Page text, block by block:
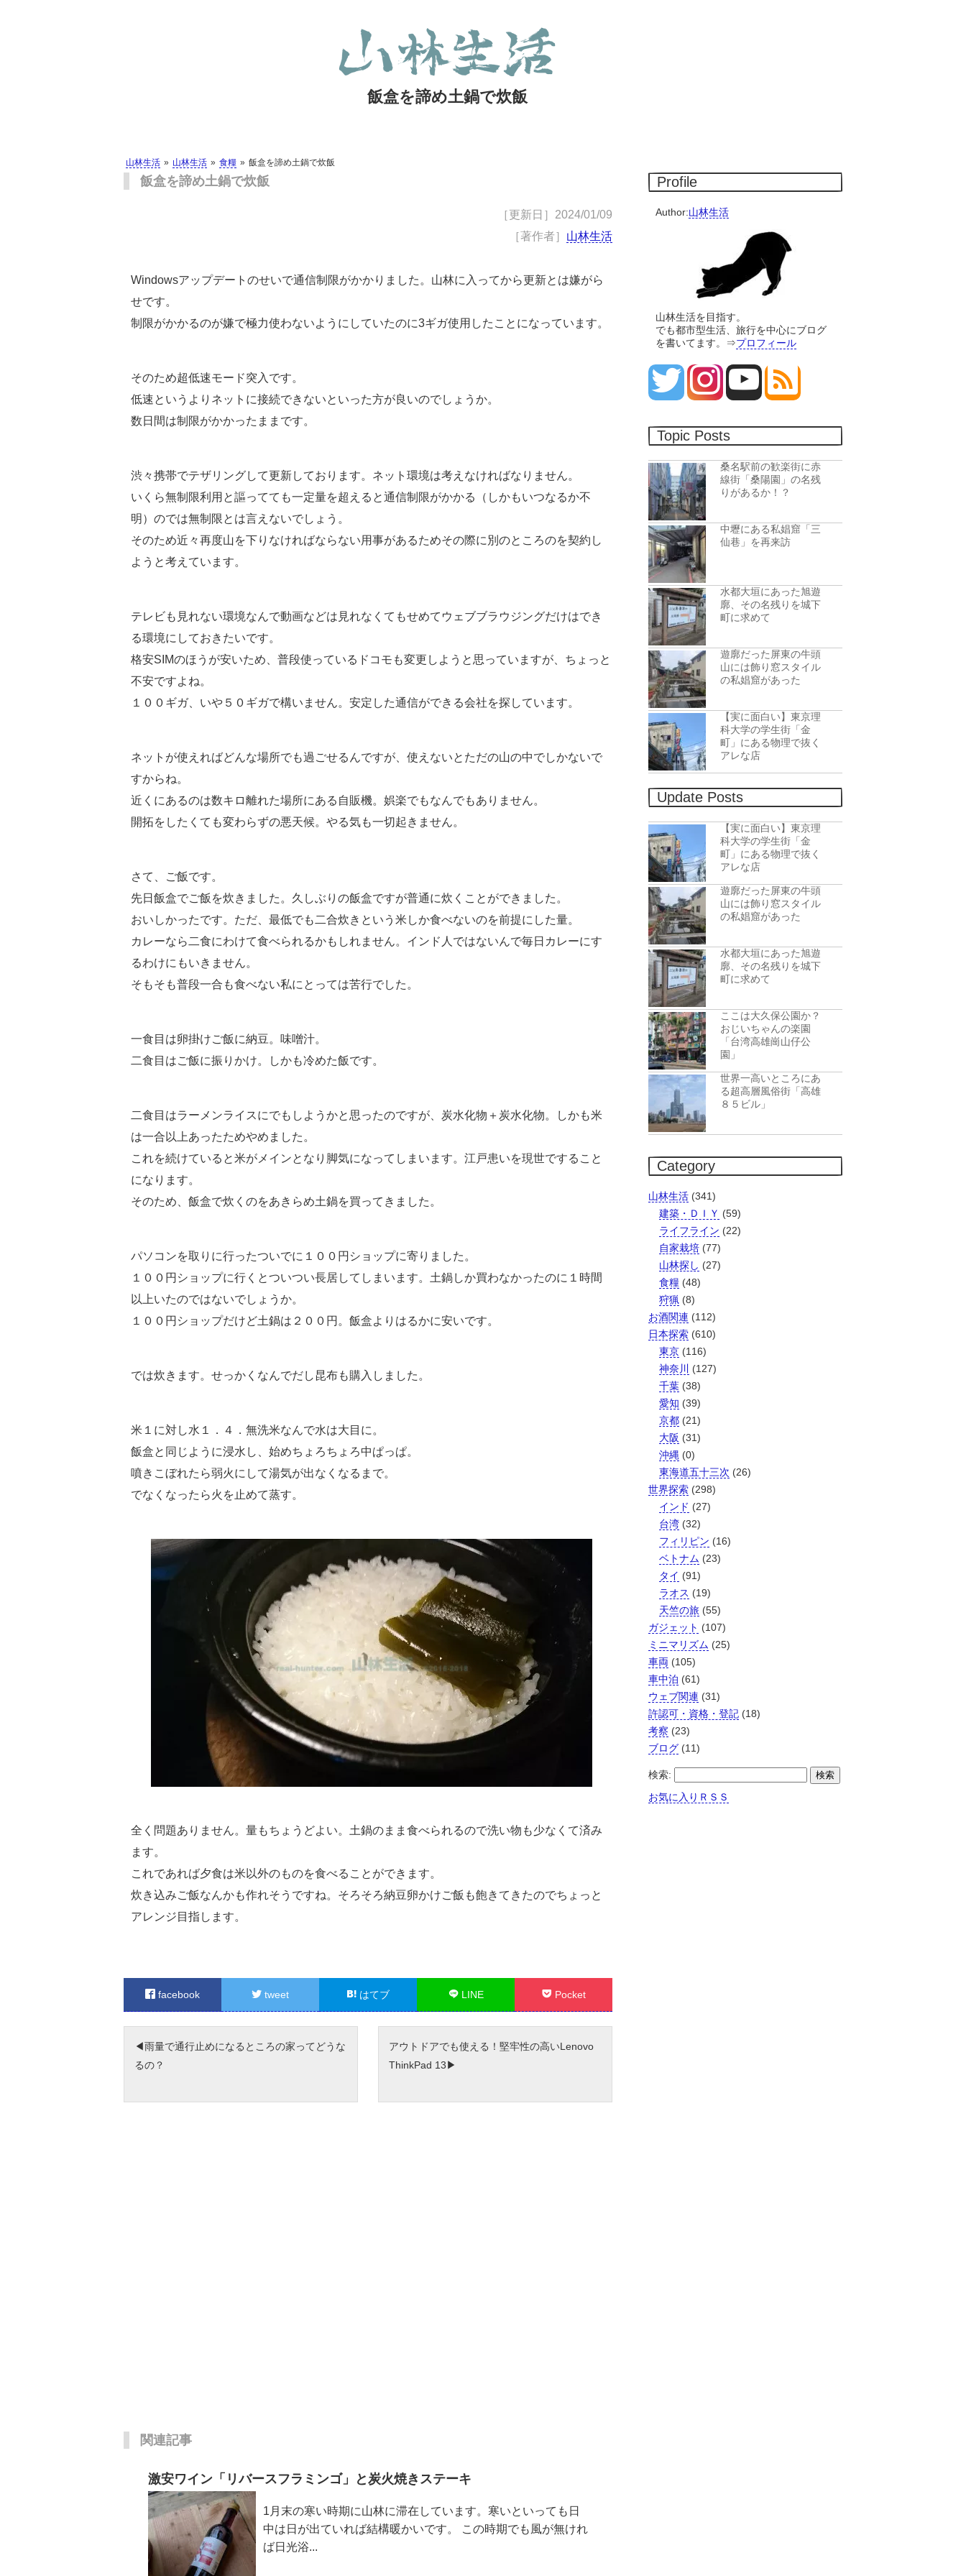
飯盒を諦め土鍋で炊飯
山林生活 山林生活 食糧 飯盒を諦め土鍋で炊飯
飯盒を諦め土鍋で炊飯
［更新日］ 2024/01/09
［著作者］ 山林生活
Windowsアップデートのせいで通信制限がかかりました。山林に入ってから更新とは嫌がら
せです。
制限がかかるのが嫌で極力使わないようにしていたのに3ギガ使用したことになっています。
そのため超低速モード突入です。
低速というよりネットに接続できないといった方が良いのでしょうか。
数日間は制限がかかったままです。
渋々携帯でテザリングして更新しております。ネット環境は考えなければなりません。
いくら無制限利用と謳ってても一定量を超えると通信制限がかかる（しかもいつなるか不
明）のでは無制限とは言えないでしょう。
そのため近々再度山を下りなければならない用事があるためその際に別のところのを契約し
ようと考えています。
テレビも見れない環境なんで動画などは見れなくてもせめてウェブブラウジングだけはでき
る環境にしておきたいです。
格安SIMのほうが安いため、普段使っているドコモも変更しようと思っていますが、ちょっと
不安ですよね。
１００ギガ、いや５０ギガで構いません。安定した通信ができる会社を探しています。
ネットが使えればどんな場所でも過ごせるんですが、使えないとただの山の中でしかないで
すからね。
近くにあるのは数キロ離れた場所にある自販機。娯楽でもなんでもありません。
開拓をしたくても変わらずの悪天候。やる気も一切起きません。
さて、ご飯です。
先日飯盒でご飯を炊きました。久しぶりの飯盒ですが普通に炊くことができました。
おいしかったです。ただ、最低でも二合炊きという米しか食べないのを前提にした量。
カレーなら二食にわけて食べられるかもしれません。インド人ではないんで毎日カレーにす
るわけにもいきません。
そもそも普段一合も食べない私にとっては苦行でした。
一食目は卵掛けご飯に納豆。味噌汁。
二食目はご飯に振りかけ。しかも冷めた飯です。
二食目はラーメンライスにでもしようかと思ったのですが、炭水化物＋炭水化物。しかも米
は一合以上あったためやめました。
これを続けていると米がメインとなり脚気になってしまいます。江戸患いを現世ですること
になります。
そのため、飯盒で炊くのをあきらめ土鍋を買ってきました。
パソコンを取りに行ったついでに１００円ショップに寄りました。
１００円ショップに行くとついつい長居してしまいます。土鍋しか買わなかったのに１時間
以上いたのではないでしょうか。
１００円ショップだけど土鍋は２００円。飯盒よりはるかに安いです。
では炊きます。せっかくなんでだし昆布も購入しました。
米１に対し水１．４．無洗米なんで水は大目に。
飯盒と同じように浸水し、始めちょろちょろ中ぱっぱ。
噴きこぼれたら弱火にして湯気が出なくなるまで。
でなくなったら火を止めて蒸す。
全く問題ありません。量もちょうどよい。土鍋のまま食べられるので洗い物も少なくて済み
ます。
これであれば夕食は米以外のものを食べることができます。
炊き込みご飯なんかも作れそうですね。そろそろ納豆卵かけご飯も飽きてきたのでちょっと
アレンジ目指します。
facebook tweet はてブ LINE Pocket
雨量で通行止めになるところの家ってどうな
るの？
アウトドアでも使える！堅牢性の高いLenovo
ThinkPad 13
関連記事
激安ワイン「リバースフラミンゴ」と炭火焼きステーキ
1月末の寒い時期に山林に滞在しています。寒いといっても日
中は日が出ていれば結構暖かいです。 この時期でも風が無けれ
ば日光浴...
Profile
Author:山林生活
山林生活を目指す。
でも都市型生活、旅行を中心にブログ
を書いてます。⇒プロフィール
Topic Posts
桑名駅前の歓楽街に赤
線街「桑陽園」の名残
りがあるか！？
中壢にある私娼窟「三
仙巷」を再来訪
水都大垣にあった旭遊
廓、その名残りを城下
町に求めて
遊廓だった屏東の牛頭
山には飾り窓スタイル
の私娼窟があった
【実に面白い】東京理
科大学の学生街「金
町」にある物理で抜く
アレな店
Update Posts
【実に面白い】東京理
科大学の学生街「金
町」にある物理で抜く
アレな店
遊廓だった屏東の牛頭
山には飾り窓スタイル
の私娼窟があった
水都大垣にあった旭遊
廓、その名残りを城下
町に求めて
ここは大久保公園か？
おじいちゃんの楽園
「台湾高雄崗山仔公
園」
世界一高いところにあ
る超高層風俗街「高雄
８５ビル」
Category
山林生活 (341)
建築・ＤＩＹ (59)
ライフライン (22)
自家栽培 (77)
山林探し (27)
食糧 (48)
狩猟 (8)
お酒関連 (112)
日本探索 (610)
東京 (116)
神奈川
(127)
千葉 (38)
愛知 (39)
京都 (21)
大阪 (31)
沖縄 (0)
東海道五十三次 (26)
世界探索 (298)
インド (27)
台湾 (32)
フィリピン (16)
ベトナム (23)
タイ (91)
ラオス (19)
天竺の旅 (55)
ガジェット (107)
ミニマリズム (25)
車両 (105)
車中泊 (61)
ウェブ関連 (31)
許認可・資格・登記 (18)
考察 (23)
ブログ (11)
検索:
お気に入りＲＳＳ